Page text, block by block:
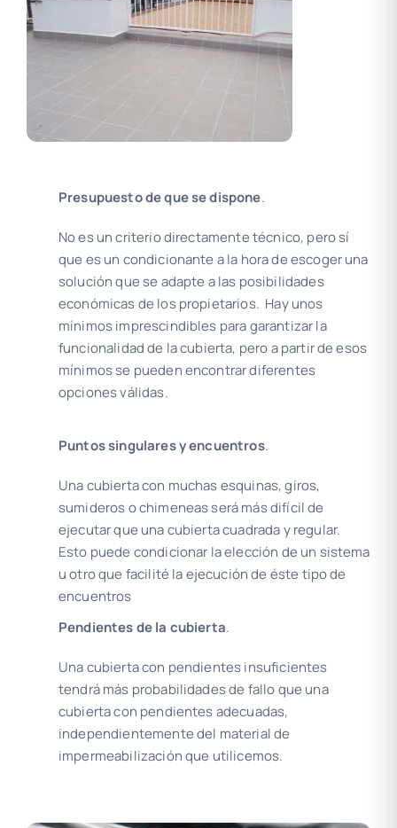
Presupuesto de que se dispone.
No es un criterio directamente técnico, pero sí
que es un condicionante a la hora de escoger una
solución que se adapte a las posibilidades
económicas de los propietarios. Hay unos
mínimos imprescindibles para garantizar la
funcionalidad de la cubierta, pero a partir de esos
mínimos se pueden encontrar diferentes
opciones válidas.
Puntos singulares y encuentros.
Una cubierta con muchas esquinas, giros,
sumideros o chimeneas será más difícil de
ejecutar que una cubierta cuadrada y regular.
Esto puede condicionar la elección de un sistema
u otro que facilité la ejecución de éste tipo de
encuentros
Pendientes de la cubierta.
Una cubierta con pendientes insuficientes
tendrá más probabilidades de fallo que una
cubierta con pendientes adecuadas,
independientemente del material de
impermeabilización que utilicemos.